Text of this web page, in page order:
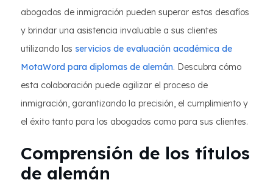
abogados de inmigración pueden superar estos desafíos
y brindar una asistencia invaluable a sus clientes
utilizando los servicios de evaluación académica de
MotaWord para diplomas de alemán. Descubra cómo
esta colaboración puede agilizar el proceso de
inmigración, garantizando la precisión, el cumplimiento y
el éxito tanto para los abogados como para sus clientes.
Comprensión de los títulos
de alemán